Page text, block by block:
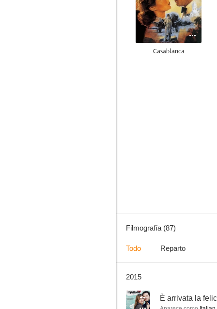
Casablanca
6.0
Filmografía (87)
Todo Reparto
2015
-- È arrivata la